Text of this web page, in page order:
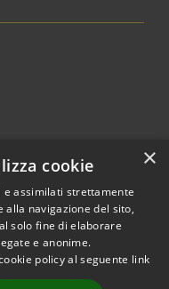
© 2026 • Comune di
Agordino • Powered by
×
cookie
e assimilati strettamente
alla navigazione del sito,
solo fine di elaborare
e anonime.
policy al seguente link